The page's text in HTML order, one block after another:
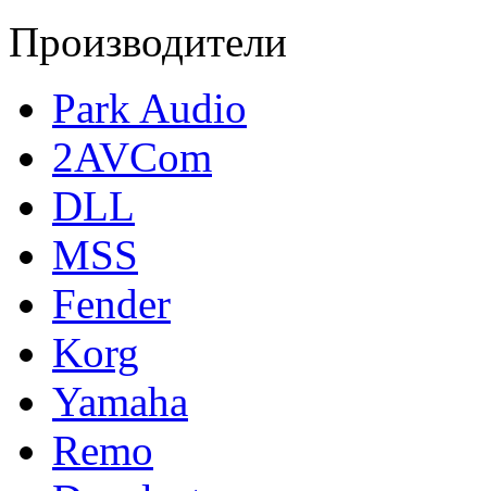
Производители
Park Audio
2AVCom
DLL
MSS
Fender
Korg
Yamaha
Remo